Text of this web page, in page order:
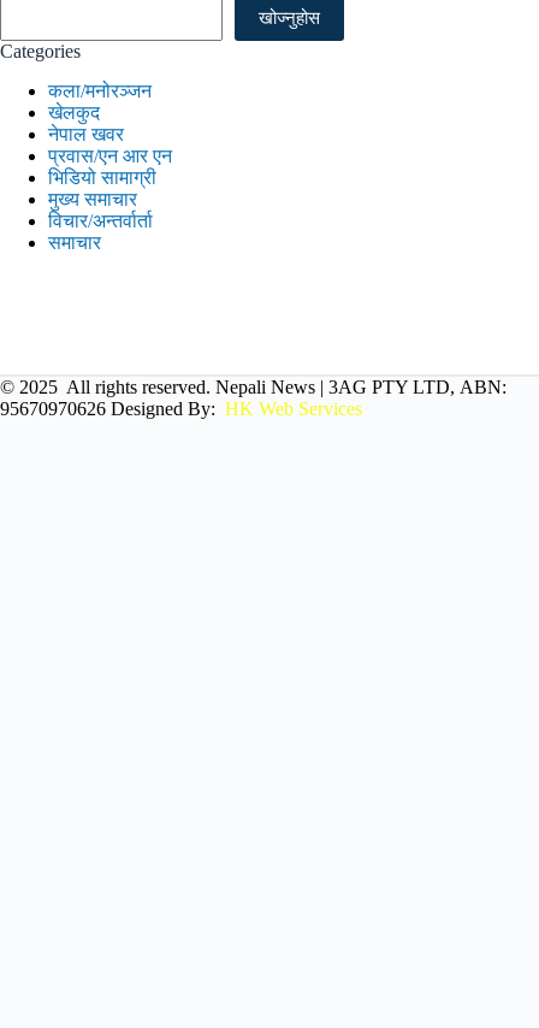
खोज्नुहोस
Categories
कला/मनोरञ्जन
खेलकुद
नेपाल खवर
प्रवास/एन आर एन
भिडियो सामाग्री
मुख्य समाचार
विचार/अन्तर्वार्ता
समाचार
© 2025 All rights reserved. Nepali News | 3AG PTY LTD, ABN:
95670970626 Designed By: HK Web Services